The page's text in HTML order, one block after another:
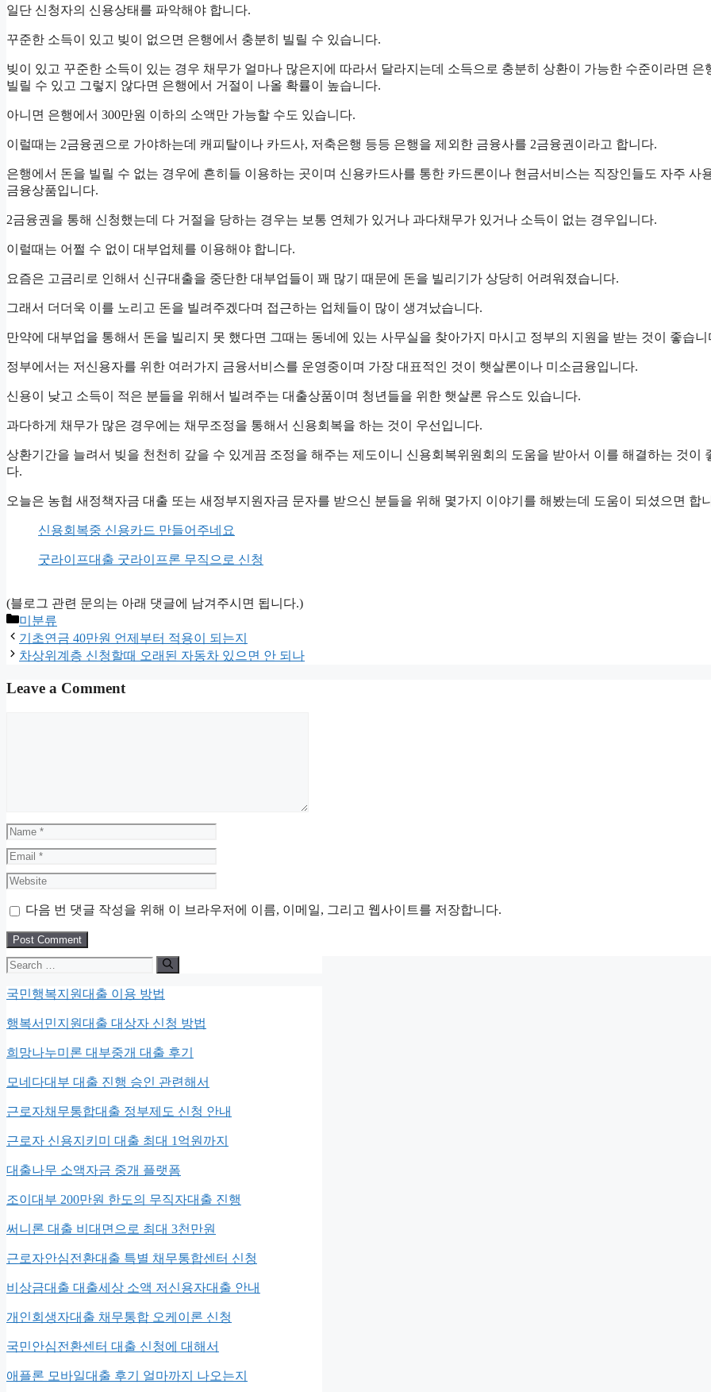
일단 신청자의 신용상태를 파악해야 합니다.
꾸준한 소득이 있고 빚이 없으면 은행에서 충분히 빌릴 수 있습니다.
빚이 있고 꾸준한 소득이 있는 경우 채무가 얼마나 많은지에 따라서 달라지는데 소득으로 충분히 상환이 가능한 수준이라면 은
빌릴 수 있고 그렇지 않다면 은행에서 거절이 나올 확률이 높습니다.
아니면 은행에서 300만원 이하의 소액만 가능할 수도 있습니다.
이럴때는 2금융권으로 가야하는데 캐피탈이나 카드사, 저축은행 등등 은행을 제외한 금융사를 2금융권이라고 합니다.
은행에서 돈을 빌릴 수 없는 경우에 흔히들 이용하는 곳이며 신용카드사를 통한 카드론이나 현금서비스는 직장인들도 자주 사
금융상품입니다.
2금융권을 통해 신청했는데 다 거절을 당하는 경우는 보통 연체가 있거나 과다채무가 있거나 소득이 없는 경우입니다.
이럴때는 어쩔 수 없이 대부업체를 이용해야 합니다.
요즘은 고금리로 인해서 신규대출을 중단한 대부업들이 꽤 많기 때문에 돈을 빌리기가 상당히 어려워졌습니다.
그래서 더더욱 이를 노리고 돈을 빌려주겠다며 접근하는 업체들이 많이 생겨났습니다.
만약에 대부업을 통해서 돈을 빌리지 못 했다면 그때는 동네에 있는 사무실을 찾아가지 마시고 정부의 지원을 받는 것이 좋습니
정부에서는 저신용자를 위한 여러가지 금융서비스를 운영중이며 가장 대표적인 것이 햇살론이나 미소금융입니다.
신용이 낮고 소득이 적은 분들을 위해서 빌려주는 대출상품이며 청년들을 위한 햇살론 유스도 있습니다.
과다하게 채무가 많은 경우에는 채무조정을 통해서 신용회복을 하는 것이 우선입니다.
상환기간을 늘려서 빚을 천천히 갚을 수 있게끔 조정을 해주는 제도이니 신용회복위원회의 도움을 받아서 이를 해결하는 것이
다.
오늘은 농협 새정책자금 대출 또는 새정부지원자금 문자를 받으신 분들을 위해 몇가지 이야기를 해봤는데 도움이 되셨으면 합
신용회복중 신용카드 만들어주네요
굿라이프대출 굿라이프론 무직으로 신청
(블로그 관련 문의는 아래 댓글에 남겨주시면 됩니다.)
Categories
미분류
기초연금 40만원 언제부터 적용이 되는지
차상위계층 신청할때 오래된 자동차 있으면 안 되나
Leave a Comment
Name
Email
Website
다음 번 댓글 작성을 위해 이 브라우저에 이름, 이메일, 그리고 웹사이트를 저장합니다.
Search
for:
국민행복지원대출 이용 방법
행복서민지원대출 대상자 신청 방법
희망나누미론 대부중개 대출 후기
모네다대부 대출 진행 승인 관련해서
근로자채무통합대출 정부제도 신청 안내
근로자 신용지키미 대출 최대 1억원까지
대출나무 소액자금 중개 플랫폼
조이대부 200만원 한도의 무직자대출 진행
써니론 대출 비대면으로 최대 3천만원
근로자안심전환대출 특별 채무통합센터 신청
비상금대출 대출세상 소액 저신용자대출 안내
개인회생자대출 채무통합 오케이론 신청
국민안심전환센터 대출 신청에 대해서
애플론 모바일대출 후기 얼마까지 나오는지